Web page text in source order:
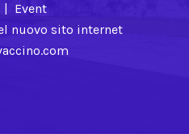
Event
nuovo sito internet